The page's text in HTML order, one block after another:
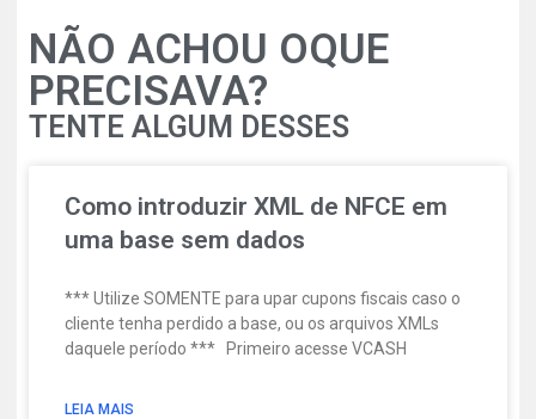
NÃO ACHOU OQUE
PRECISAVA?
TENTE ALGUM DESSES
Como introduzir XML de NFCE em
uma base sem dados
*** Utilize SOMENTE para upar cupons fiscais caso o
cliente tenha perdido a base, ou os arquivos XMLs
daquele período *** Primeiro acesse VCASH
LEIA MAIS